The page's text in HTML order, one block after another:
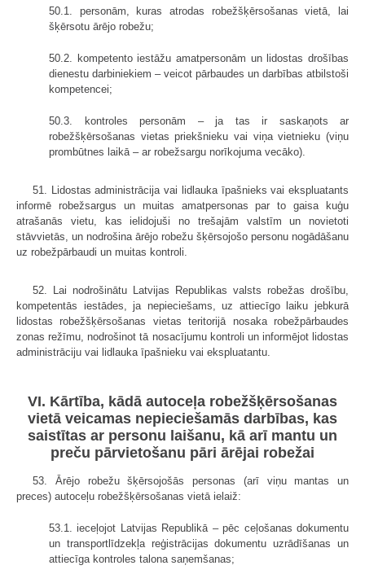
50.1. personām, kuras atrodas robežšķērsošanas vietā, lai
šķērsotu ārējo robežu;
50.2. kompetento iestāžu amatpersonām un lidostas drošības
dienestu darbiniekiem – veicot pārbaudes un darbības atbilstoši
kompetencei;
50.3. kontroles personām – ja tas ir saskaņots ar
robežšķērsošanas vietas priekšnieku vai viņa vietnieku (viņu
prombūtnes laikā – ar robežsargu norīkojuma vecāko).
51. Lidostas administrācija vai lidlauka īpašnieks vai ekspluatants
informē robežsargus un muitas amatpersonas par to gaisa kuģu
atrašanās vietu, kas ielidojuši no trešajām valstīm un novietoti
stāvvietās, un nodrošina ārējo robežu šķērsojošo personu nogādāšanu
uz robežpārbaudi un muitas kontroli.
52. Lai nodrošinātu Latvijas Republikas valsts robežas drošību,
kompetentās iestādes, ja nepieciešams, uz attiecīgo laiku jebkurā
lidostas robežšķērsošanas vietas teritorijā nosaka robežpārbaudes
zonas režīmu, nodrošinot tā nosacījumu kontroli un informējot lidostas
administrāciju vai lidlauka īpašnieku vai ekspluatantu.
VI. Kārtība, kādā autoceļa robežšķērsošanas
vietā veicamas nepieciešamās darbības, kas
saistītas ar personu laišanu, kā arī mantu un
preču pārvietošanu pāri ārējai robežai
53. Ārējo robežu šķērsojošās personas (arī viņu mantas un
preces) autoceļu robežšķērsošanas vietā ielaiž:
53.1. ieceļojot Latvijas Republikā – pēc ceļošanas dokumentu
un transportlīdzekļa reģistrācijas dokumentu uzrādīšanas un
attiecīga kontroles talona saņemšanas;